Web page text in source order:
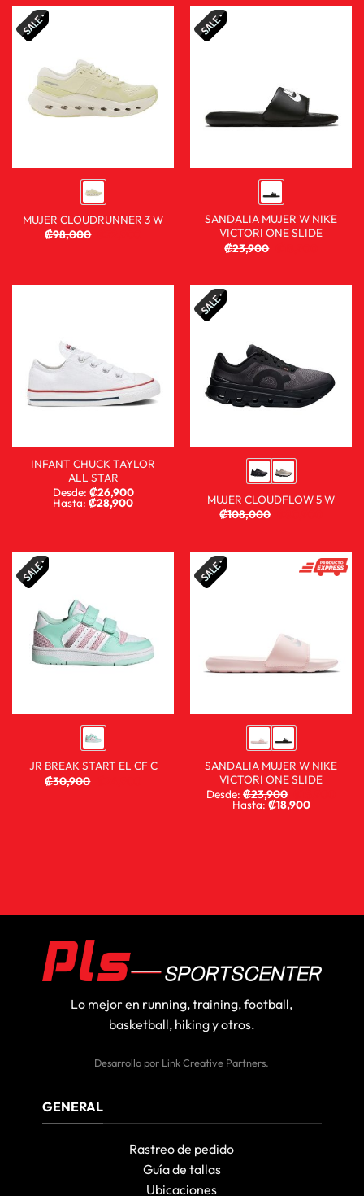
MUJER CLOUDRUNNER 3 W
₡98,000
SANDALIA MUJER W NIKE
VICTORI ONE SLIDE
₡23,900
INFANT CHUCK TAYLOR
ALL STAR
Desde: ₡26,900
Hasta: ₡28,900
MUJER CLOUDFLOW 5 W
₡108,000
JR BREAK START EL CF C
₡30,900
SANDALIA MUJER W NIKE
VICTORI ONE SLIDE
Desde: ₡23,900
Hasta:₡18,900
Lo mejor en running, training, football,
basketball, hiking y otros.
Desarrollo por Link Creative Partners.
GENERAL
Rastreo de pedido
Guía de tallas
Ubicaciones